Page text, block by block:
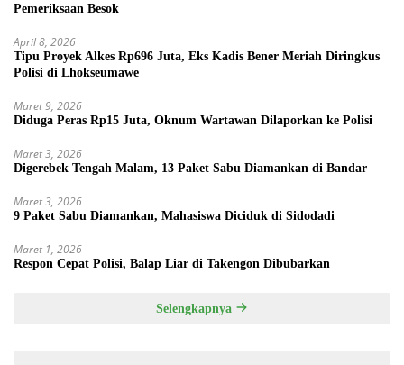
Pemeriksaan Besok
April 8, 2026
Tipu Proyek Alkes Rp696 Juta, Eks Kadis Bener Meriah Diringkus
Polisi di Lhokseumawe
Maret 9, 2026
Diduga Peras Rp15 Juta, Oknum Wartawan Dilaporkan ke Polisi
Maret 3, 2026
Digerebek Tengah Malam, 13 Paket Sabu Diamankan di Bandar
Maret 3, 2026
9 Paket Sabu Diamankan, Mahasiswa Diciduk di Sidodadi
Maret 1, 2026
Respon Cepat Polisi, Balap Liar di Takengon Dibubarkan
Selengkapnya